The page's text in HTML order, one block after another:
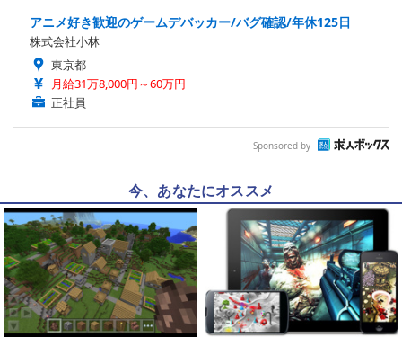
アニメ好き歓迎のゲームデバッカー/バグ確認/年休125日
株式会社小林
東京都
月給31万8,000円～60万円
正社員
Sponsored by
今、あなたにオススメ